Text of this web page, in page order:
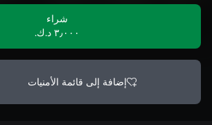
شراء
٣٫٠٠٠ د.ك.‏
إضافة إلى قائمة الأمنيات